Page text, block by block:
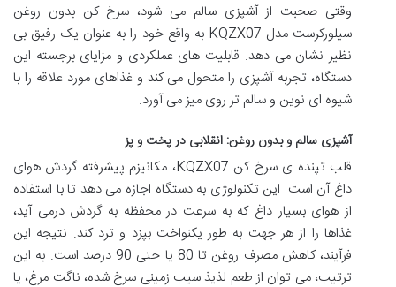
وقتی صحبت از آشپزی سالم می شود، سرخ کن بدون روغن
سیلورکرست مدل KQZX07 به واقع خود را به عنوان یک رفیق بی
نظیر نشان می دهد. قابلیت های عملکردی و مزایای برجسته این
دستگاه، تجربه آشپزی را متحول می کند و غذاهای مورد علاقه را با
شیوه ای نوین و سالم تر روی میز می آورد.
آشپزی سالم و بدون روغن: انقلابی در پخت و پز
قلب تپنده ی سرخ کن KQZX07، مکانیزم پیشرفته گردش هوای
داغ آن است. این تکنولوژی به دستگاه اجازه می دهد تا با استفاده
از هوای بسیار داغ که به سرعت در محفظه به گردش درمی آید،
غذاها را از هر جهت به طور یکنواخت بپزد و ترد کند. نتیجه این
فرآیند، کاهش مصرف روغن تا 80 یا حتی 90 درصد است. به این
ترتیب، می توان از طعم لذیذ سیب زمینی سرخ شده، ناگت مرغ، یا